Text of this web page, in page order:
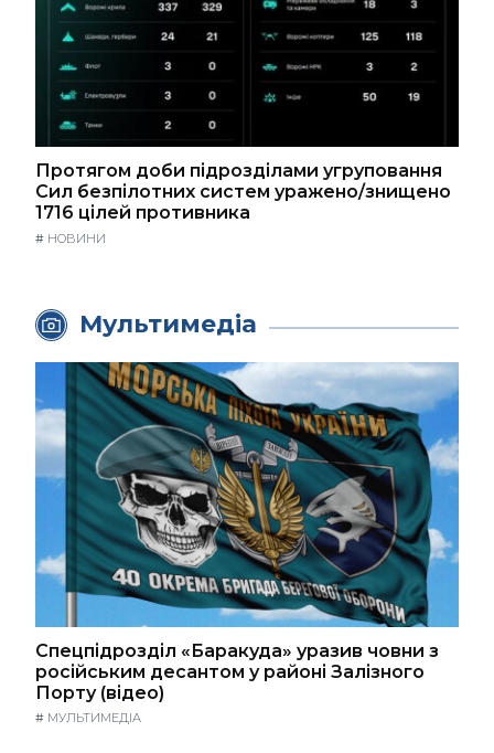
Протягом доби підрозділами угруповання
Сил безпілотних систем уражено/знищено
1716 цілей противника
# НОВИНИ
Мультимедіа
Спецпідрозділ «Баракуда» уразив човни з
російським десантом у районі Залізного
Порту (відео)
# МУЛЬТИМЕДІА